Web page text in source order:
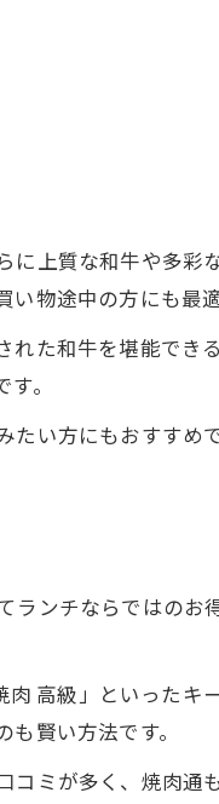
上質な和牛や多彩
物途中の方にも最適
た和牛を堪能でき
。
い方にもおすすめ
ンチならではのお
高級」といったキ
賢い方法です。
ミが多く、焼肉通